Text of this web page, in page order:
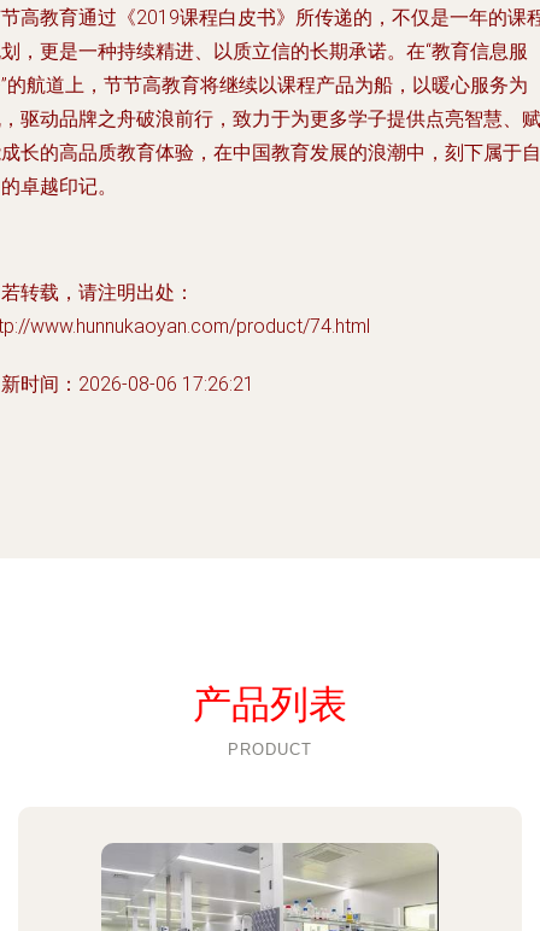
高教育通过《2019课程白皮书》所传递的，不仅是一年的课
，更是一种持续精进、以质立信的长期承诺。在“教育信息服
的航道上，节节高教育将继续以课程产品为船，以暖心服务为
驱动品牌之舟破浪前行，致力于为更多学子提供点亮智慧、赋
长的高品质教育体验，在中国教育发展的浪潮中，刻下属于自
卓越印记。
转载，请注明出处：
www.hunnukaoyan.com/product/74.html
时间：2026-08-06 17:26:21
产品列表
PRODUCT